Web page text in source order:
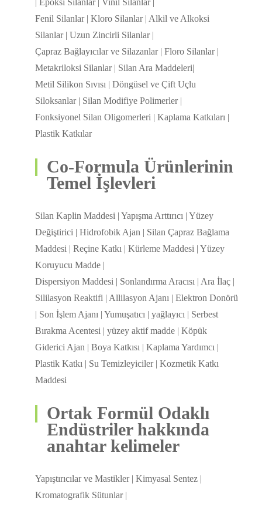
| Epoksi Silanlar | Vinil Silanlar |
Fenil Silanlar | Kloro Silanlar | Alkil ve Alkoksi
Silanlar | Uzun Zincirli Silanlar |
Çapraz Bağlayıcılar ve Silazanlar | Floro Silanlar |
Metakriloksi Silanlar | Silan Ara Maddeleri|
Metil Silikon Sıvısı | Döngüsel ve Çift Uçlu
Siloksanlar | Silan Modifiye Polimerler |
Fonksiyonel Silan Oligomerleri | Kaplama Katkıları |
Plastik Katkılar
Co-Formula Ürünlerinin
Temel İşlevleri
Silan Kaplin Maddesi | Yapışma Arttırıcı | Yüzey
Değiştirici | Hidrofobik Ajan | Silan Çapraz Bağlama
Maddesi | Reçine Katkı | Kürleme Maddesi | Yüzey
Koruyucu Madde |
Dispersiyon Maddesi | Sonlandırma Aracısı | Ara İlaç |
Sililasyon Reaktifi | Allilasyon Ajanı | Elektron Donörü
| Son İşlem Ajanı | Yumuşatıcı | yağlayıcı | Serbest
Bırakma Acentesi | yüzey aktif madde | Köpük
Giderici Ajan | Boya Katkısı | Kaplama Yardımcı |
Plastik Katkı | Su Temizleyiciler | Kozmetik Katkı
Maddesi
Ortak Formül Odaklı
Endüstriler hakkında
anahtar kelimeler
Yapıştırıcılar ve Mastikler | Kimyasal Sentez |
Kromatografik Sütunlar |